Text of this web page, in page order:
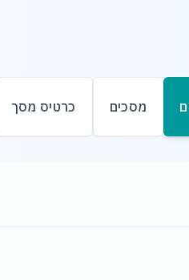
מסכים כרטיס מסך